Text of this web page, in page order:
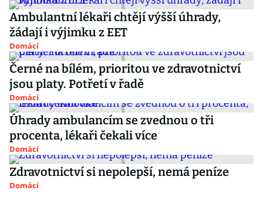
Ambulantní lékaři chtějí výšší úhrady,
žádají i výjimku z EET
Domácí
Černé na bílém, prioritou ve zdravotnictví
jsou platy. Potřetí v řadě
Domácí
Úhrady ambulancím se zvednou o tři
procenta, lékaři čekali více
Domácí
Zdravotnictví si nepolepší, nemá peníze
Domácí